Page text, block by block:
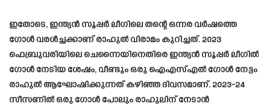
ഇതോടെ, ഇന്ത്യൻ സൂപ്പർ ലീഗിലെ തന്റെ ഒന്നര വർഷത്തെ
ഗോൾ വരൾച്ചക്കാണ് രാഹുൽ വിരാമം കുറിച്ചത്. 2023
ഫെബ്രുവരിയിലെ ചെന്നൈയിനെതിരെ ഇന്ത്യൻ സൂപ്പർ ലീഗിൽ
ഗോൾ നേടിയ ശേഷം, വീണ്ടും ഒരു ഐഎസ്എൽ ഗോൾ നേട്ടം
രാഹുൽ ആഘോഷിക്കുന്നത് കഴിഞ്ഞ ദിവസമാണ്. 2023-24
സീസണിൽ ഒരു ഗോൾ പോലും രാഹുലിന് നേടാൻ